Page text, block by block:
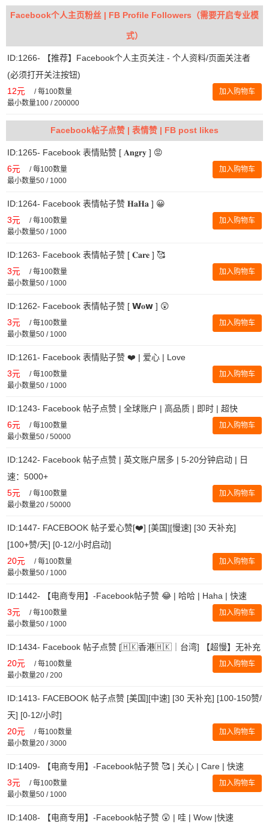
Facebook个人主页粉丝 | FB Profile Followers（需要开启专业模
式）
ID:1266- 【推荐】Facebook个人主页关注 - 个人资料/页面关注者
(必须打开关注按钮)
12元 /每100数量
最小数量100 / 200000
加入购物车
Facebook帖子点赞 | 表情赞 | FB post likes
ID:1265- Facebook 表情贴赞 [ 𝐀𝐧𝐠𝐫𝐲 ] 😡
6元 /每100数量
最小数量50 / 1000
加入购物车
ID:1264- Facebook 表情帖子赞 𝐇𝐚𝐇𝐚 ] 😀
3元 /每100数量
最小数量50 / 1000
加入购物车
ID:1263- Facebook 表情帖子赞 [ 𝐂𝐚𝐫𝐞 ] 🥰
3元 /每100数量
最小数量50 / 1000
加入购物车
ID:1262- Facebook 表情帖子赞 [ 𝗪𝐨𝘄 ] 😲
3元 /每100数量
最小数量50 / 1000
加入购物车
ID:1261- Facebook 表情贴子赞 ❤️ | 爱心 | Love
3元 /每100数量
最小数量50 / 1000
加入购物车
ID:1243- Facebook 帖子点赞 | 全球账户 | 高品质 | 即时 | 超快
6元 /每100数量
最小数量50 / 50000
加入购物车
ID:1242- Facebook 帖子点赞 | 英文账户居多 | 5-20分钟启动 | 日
速：5000+
5元 /每100数量
最小数量20 / 50000
加入购物车
ID:1447- FACEBOOK 帖子爱心赞[❤️] [美国][慢速] [30 天补充]
[100+赞/天] [0-12/小时启动]
20元 /每100数量
最小数量50 / 1000
加入购物车
ID:1442- 【电商专用】-Facebook帖子赞 😂 | 哈哈 | Haha | 快速
3元 /每100数量
最小数量50 / 1000
加入购物车
ID:1434- Facebook 帖子点赞 [🇭🇰香港🇭🇰｜台湾] 【超慢】无补充
20元 /每100数量
最小数量20 / 200
加入购物车
ID:1413- FACEBOOK 帖子点赞 [美国][中速] [30 天补充] [100-150赞/
天] [0-12/小时]
20元 /每100数量
最小数量20 / 3000
加入购物车
ID:1409- 【电商专用】-Facebook帖子赞 🥰 | 关心 | Care | 快速
3元 /每100数量
最小数量50 / 1000
加入购物车
ID:1408- 【电商专用】-Facebook帖子赞 😲 | 哇 | Wow |快速